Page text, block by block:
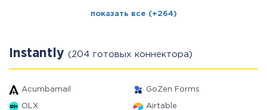
показать все (+264)
Instantly (204 готовых коннектора)
Acumbamail GoZen Forms
OLX Airtable